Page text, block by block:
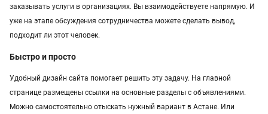
Услуги в Казахстане
заказывать услуги в организациях. Вы взаимодействуете напрямую. И
уже на этапе обсуждения сотрудничества можете сделать вывод,
подходит ли этот человек.
Быстро и просто
Удобный дизайн сайта помогает решить эту задачу. На главной
странице размещены ссылки на основные разделы с объявлениями.
Можно самостоятельно отыскать нужный вариант в Астане. Или